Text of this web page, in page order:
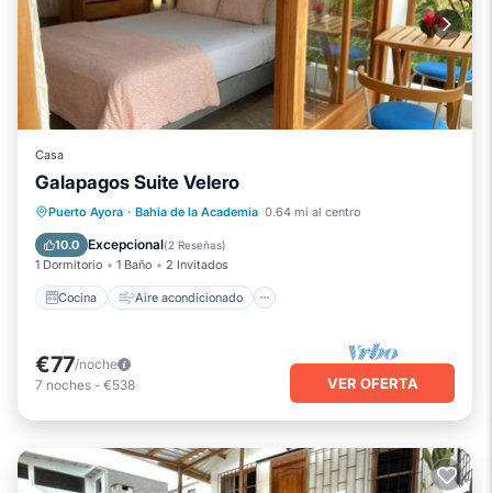
Casa
Galapagos Suite Velero
Puerto Ayora · Bahia de la Academia 0.64 mi al centro
10.0 Excepcional(2 Reseñas)
1 Dormitorio 1 Baño 2 Invitados
Cocina Aire acondicionado
Cocina Aire acondicionado
Internet
Apto para niños
€77/noche
7 noches - €538 VER OFERTA